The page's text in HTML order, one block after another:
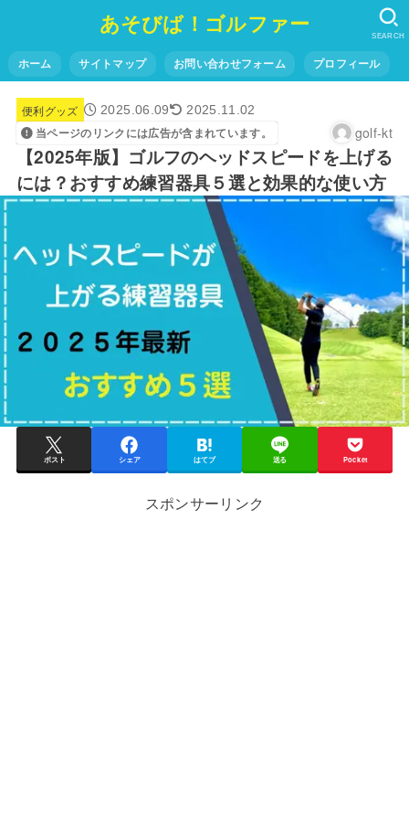
あそびば！ゴルファー
ホーム サイトマップ お問い合わせフォーム プロフィール
SEARCH
便利グッズ 2025.06.09 2025.11.02
当ページのリンクには広告が含まれています。 golf-kt
【2025年版】ゴルフのヘッドスピードを上げる
には？おすすめ練習器具５選と効果的な使い方
ポスト シェア はてブ 送る Pocket
スポンサーリンク